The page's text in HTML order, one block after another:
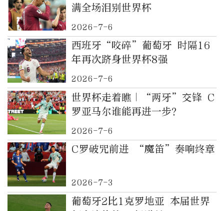
满全场泪别世界杯
2026-7-6
西班牙“咬碎”葡萄牙 时隔16
年再次跻身世界杯8强
2026-7-6
世界杯走着瞧｜“两牙”交锋 C
罗亚马尔谁能再进一步？
2026-7-6
C罗破咒前进 “魔笛”奏响终章
2026-7-3
葡萄牙2比1克罗地亚 本届世界